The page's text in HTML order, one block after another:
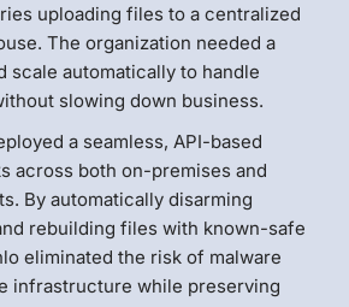
uploading files to a centralized
. The organization needed a
scale automatically to handle
slowing down business.
a seamless, API-based
across both on-premises and
. By automatically disarming
rebuilding files with known-safe
eliminated the risk of malware
infrastructure while preserving